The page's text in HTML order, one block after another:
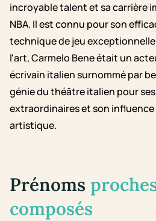
incroyable talent et sa carrière
NBA. Il est connu pour son
technique de jeu
l'art, Carmelo Bene était un
écrivain italien surnommé par
génie du théâtre italien pour
extraordinaires et son
artistique.
Prénoms
composés